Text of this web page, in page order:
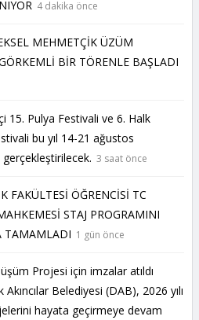
4 dakika önce
MEHMETÇİK ÜZÜM
BİR TÖRENLE BAŞLADI
15. Pulya Festivali ve 6. Halk
bu yıl 14-21 ağustos
3 saat önce
FAKÜLTESİ ÖĞRENCİSİ TC
STAJ PROGRAMINI
TAMAMLADI 1 gün önce
Projesi için imzalar atıldı
Belediyesi (DAB), 2026 yılı
hayata geçirmeye devam